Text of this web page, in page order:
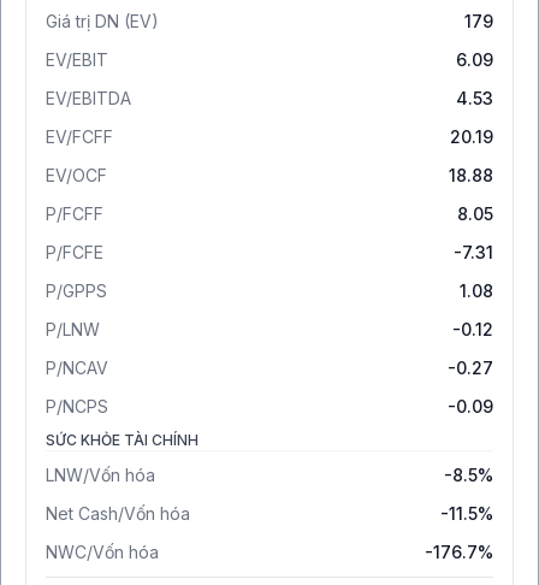
Giá trị DN (EV)
179
EV/EBIT
6.09
EV/EBITDA
4.53
EV/FCFF
20.19
EV/OCF
18.88
P/FCFF
8.05
P/FCFE
-7.31
P/GPPS
1.08
P/LNW
-0.12
P/NCAV
-0.27
P/NCPS
-0.09
SỨC KHỎE TÀI CHÍNH
LNW/Vốn hóa
-8.5%
Net Cash/Vốn hóa
-11.5%
NWC/Vốn hóa
-176.7%